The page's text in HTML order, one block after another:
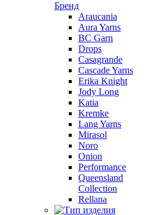
Бренд
Araucania
Aura Yarns
BC Garn
Drops
Casagrande
Cascade Yarns
Erika Knight
Jody Long
Katia
Kremke
Lang Yarns
Mirasol
Noro
Onion
Performance
Queensland
Collection
Rellana